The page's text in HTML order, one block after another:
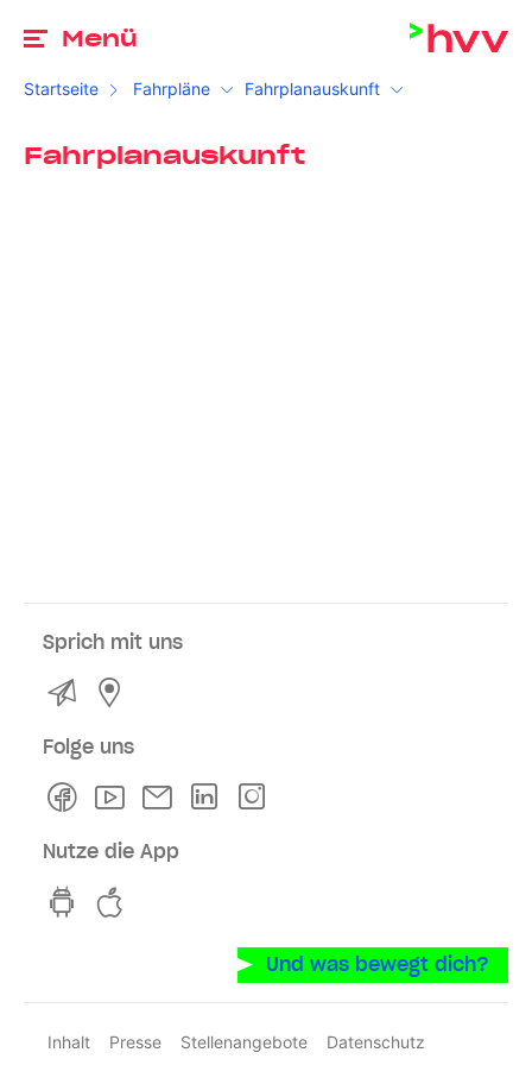
Menü
Startseite Fahrpläne Fahrplanauskunft
Fahrplanauskunft
Sprich mit uns
Kontakt
Folge uns
FacebookYoutubeNewsletterLinkedln
Nutze die App
hvv switch App auf GooglePlay
Und was bewegt dich?
Inhalt Presse Stellenangebote
Datenschutz